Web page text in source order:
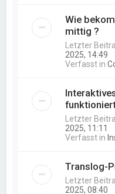
Wie
mittig ?
Letzter
2025, 14:49
Verfasst in
Letzter
2025, 11:11
Verfasst in
Translog-
Letzter
2025, 08:40